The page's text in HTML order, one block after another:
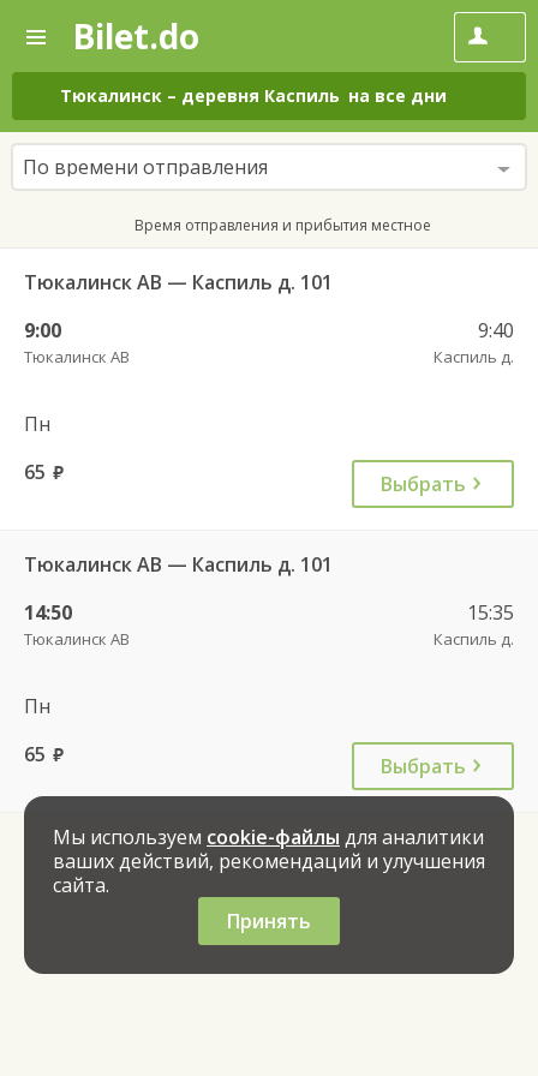
—
Поиск
и
покупка
билетов
на
автобус
онлайн
Bilet.do
Тюкалинск – деревня Каспиль на все дни
По времени отправления
Время отправления и прибытия местное
Тюкалинск АВ — Каспиль д. 101
9:00
Тюкалинск АВ
9:40
Каспиль д.
Пн
65 руб. Выбрать
Тюкалинск АВ — Каспиль д. 101
14:50
Тюкалинск АВ
15:35
Каспиль д.
Пн
65 руб. Выбрать
Мы используем cookie-файлы для аналитики
ваших действий, рекомендаций и улучшения
сайта.
Принять